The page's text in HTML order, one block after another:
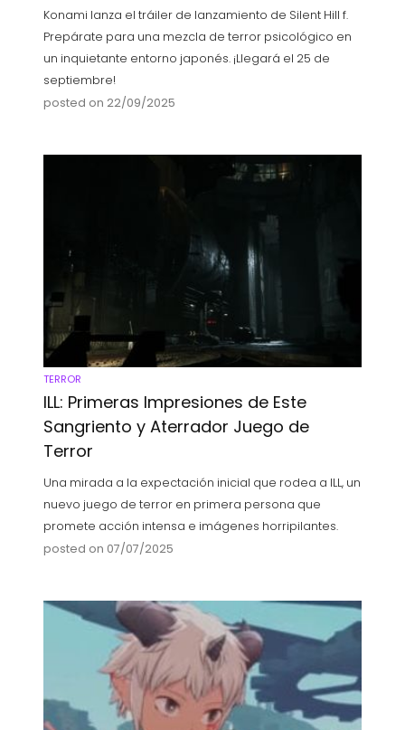
Konami lanza el tráiler de lanzamiento de Silent Hill f.
Prepárate para una mezcla de terror psicológico en
un inquietante entorno japonés. ¡Llegará el 25 de
septiembre!
posted on 22/09/2025
TERROR
ILL: Primeras Impresiones de Este
Sangriento y Aterrador Juego de
Terror
Una mirada a la expectación inicial que rodea a ILL, un
nuevo juego de terror en primera persona que
promete acción intensa e imágenes horripilantes.
posted on 07/07/2025